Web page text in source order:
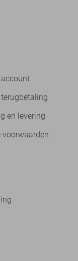
terugbetaling
en levering
voorwaarden